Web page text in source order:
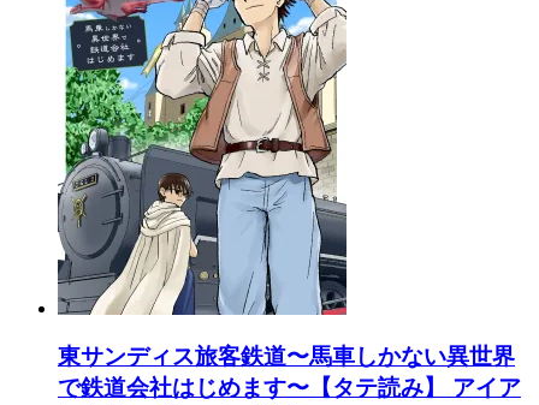
東サンディス旅客鉄道〜馬車しかない異世界
で鉄道会社はじめます〜【タテ読み】 アイア